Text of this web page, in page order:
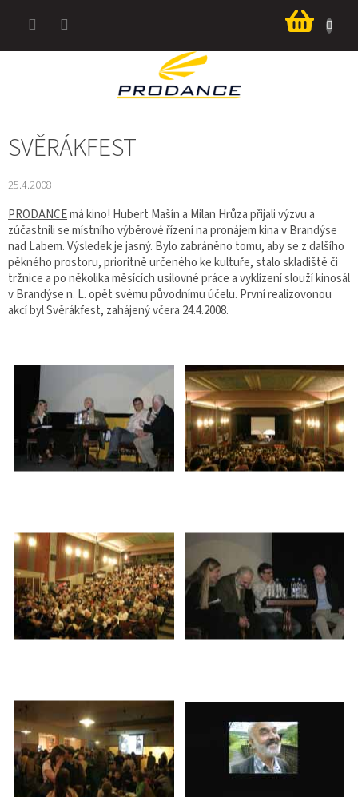
košík
SVĚRÁKFEST
25.4.2008
PRODANCEmá kino! Hubert Mašín a Milan Hrůza přijali výzvu a
zúčastnili se místního výběrové řízení na pronájem kina v Brandýse
nad Labem. Výsledek je jasný. Bylo zabráněno tomu, aby se z dalšího
pěkného prostoru, prioritně určeného ke kultuře, stalo skladiště či
tržnice a po několika měsících usilovné práce a vyklízení slouží kinosál
v Brandýse n. L. opět svému původnímu účelu. První realizovonou
akcí byl Svěrákfest, zahájený včera 24.4.2008.